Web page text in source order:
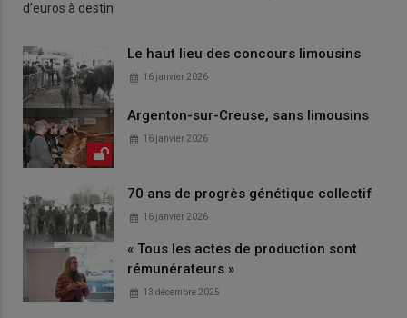
d’euros à destin
Le haut lieu des concours limousins
16 janvier 2026
Argenton-sur-Creuse, sans limousins
16 janvier 2026
70 ans de progrès génétique collectif
16 janvier 2026
« Tous les actes de production sont
rémunérateurs »
13 décembre 2025